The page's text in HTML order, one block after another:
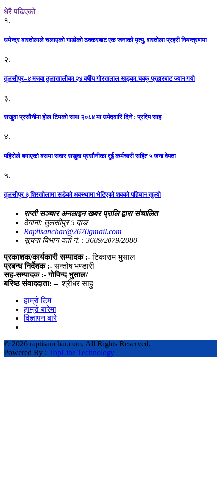
धेरै पढिएको
१.
धमेन्द्र बास्तोलाले चलाएको गाडीको ठक्करबाट एक जनाको मृत्यु, बास्तोला प्रहरी नियन्त्रणमा
२.
तुलसीपुर–४ मजवा ठुलाखालीका २४ वर्षीय गोरखलाल खड्का.चक्कु प्रहारबाट ज्यान गयो
३.
सखुवा प्रसौनीमा होल टिमको साथ २०८४ मा उमेदवारि दिने : प्रदिप साह
४.
पहिराेले बगाएकाे बसमा सवार सखुवा प्रसाैनीका दुई कर्मचारी सहित ५ जना वेपता
५.
तुलसीपुर ३ शिरखोलामा सडेको अवस्थामा भेटिएको शवको पहिचान खुल्यो
राप्ती सञ्चार अनलाइन खबर प्रालि द्वारा संचालित
ठेगाना: तुलसीपुर 5 दाङ
Raptisanchar@2670gmail.com
सूचना विभाग दर्ता नं. : 3689/2079/2080
प्रकाशक/कार्यकारी सम्पादक :-टिकाराम भुसाल
प्रबन्ध निर्देशक :-सन्तोष भण्डारी
सह-सम्पादक :- गोविन्द भुसाल/
बरिष्ठ संवाददाता: – श्रीधर साहु
हाम्रो टिम
हाम्रो बारेमा
विज्ञापन बारे
© 2026 raptisanchar.com, All Rights Reserved.
Powered By : TopLine Technology